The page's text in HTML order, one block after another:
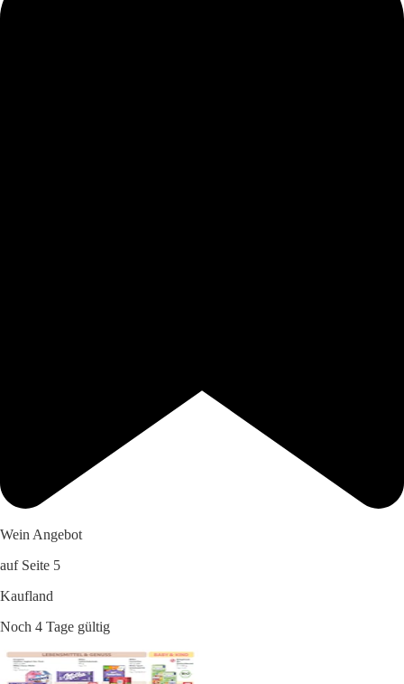
Wein Angebot
auf Seite 5
Kaufland
Noch 4 Tage gültig